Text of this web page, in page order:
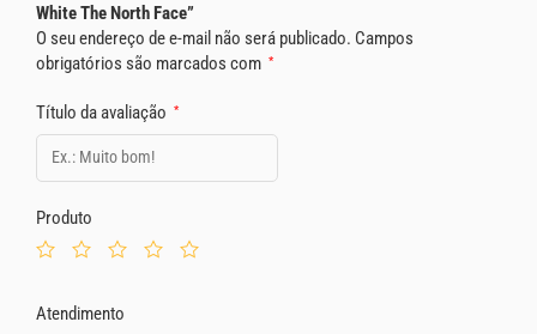
White The North Face”
O seu endereço de e-mail não será publicado. Campos
obrigatórios são marcados com *
Título da avaliação *
Produto
Atendimento